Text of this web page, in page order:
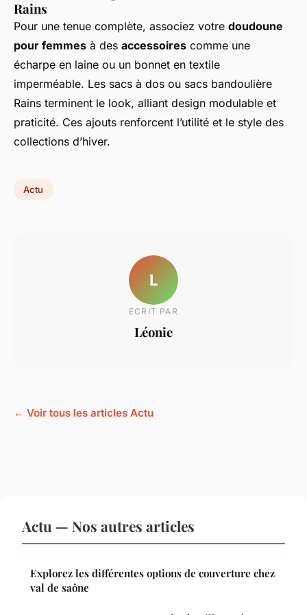
Rains
Pour une tenue complète, associez votre doudoune
pour femmes à des accessoires comme une
écharpe en laine ou un bonnet en textile
imperméable. Les sacs à dos ou sacs bandoulière
Rains terminent le look, alliant design modulable et
praticité. Ces ajouts renforcent l’utilité et le style des
collections d’hiver.
Actu
L
ECRIT PAR
Léonie
← Voir tous les articles Actu
Actu — Nos autres articles
Explorez les différentes options de couverture chez
val de saône